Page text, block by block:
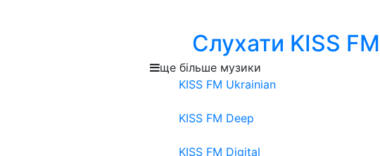
Слухати KISS FM
ще більше музики
KISS FM Ukrainian
KISS FM Deep
KISS FM Digital